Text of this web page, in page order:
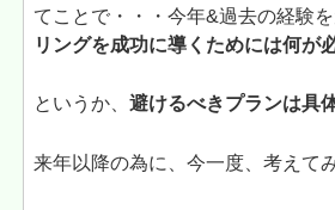
てことで・・・今年&過去の経験を
リングを成功に導くためには何が
というか、避けるべきプランは具
来年以降の為に、今一度、考えてみ